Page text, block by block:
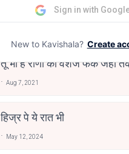
10 Greatest Hindi Poets
तू भी है राणा का वंशज फेंक जहां
Aug 7, 2021
हिज्र पे ये रात भी
May 12, 2024
Sign in with
New to Kavishala? Create